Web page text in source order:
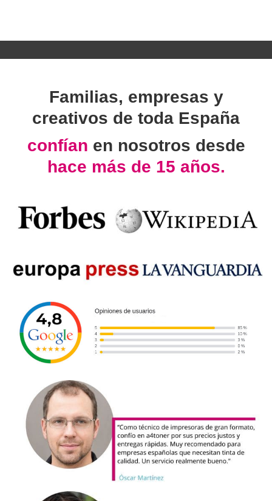
Familias, empresas y
creativos de toda España
confían en nosotros desde
hace más de 15 años.